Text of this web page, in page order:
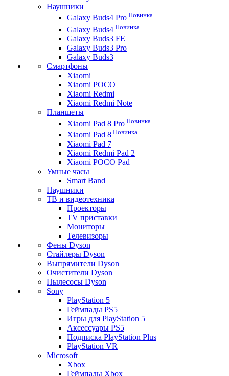
Наушники
Galaxy Buds4 Pro Новинка
Galaxy Buds4 Новинка
Galaxy Buds3 FE
Galaxy Buds3 Pro
Galaxy Buds3
Смартфоны
Xiaomi
Xiaomi POCO
Xiaomi Redmi
Xiaomi Redmi Note
Планшеты
Xiaomi Pad 8 Pro Новинка
Xiaomi Pad 8 Новинка
Xiaomi Pad 7
Xiaomi Redmi Pad 2
Xiaomi POCO Pad
Умные часы
Smart Band
Наушники
ТВ и видеотехника
Проекторы
TV приставки
Мониторы
Телевизоры
Фены Dyson
Стайлеры Dyson
Выпрямители Dyson
Очистители Dyson
Пылесосы Dyson
Sony
PlayStation 5
Геймпады PS5
Игры для PlayStation 5
Аксессуары PS5
Подписка PlayStation Plus
PlayStation VR
Microsoft
Xbox
Геймпады Xbox